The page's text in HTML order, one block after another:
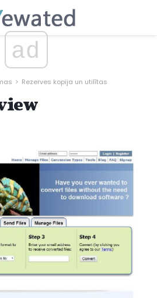
ad
Rezerves kopija un utilītas